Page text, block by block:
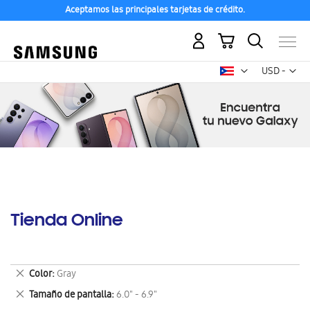
Aceptamos las principales tarjetas de crédito.
USD -
dólar
Mi carrito
Tienda Online
Color Gray
Eliminar
este
artículo
Tamaño de pantalla 6.0" - 6.9"
Eliminar